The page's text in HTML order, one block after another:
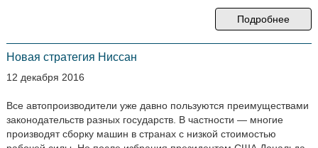
Подробнее
Новая стратегия Ниссан
12 декабря 2016
Все автопроизводители уже давно пользуются преимуществами
законодательств разных государств. В частности — многие
производят сборку машин в странах с низкой стоимостью